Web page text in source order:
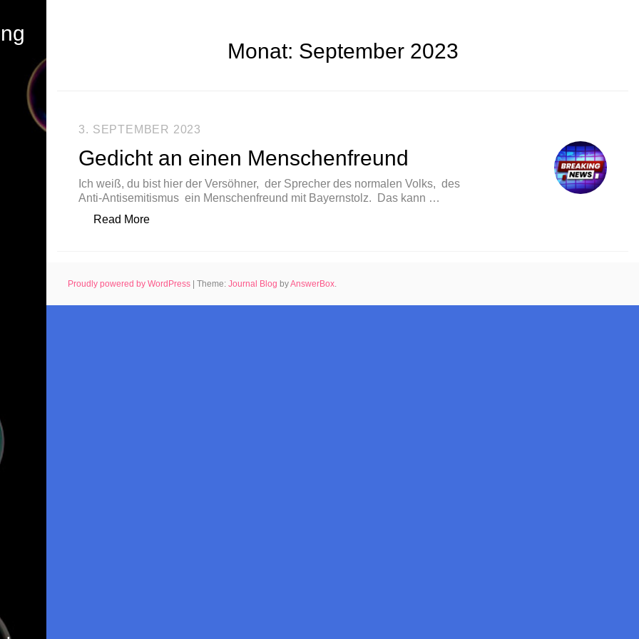
Monat: September 2023
3. SEPTEMBER 2023
Gedicht an einen Menschenfreund
Ich weiß, du bist hier der Versöhner, der Sprecher des normalen Volks, des
Anti-Antisemitismus ein Menschenfreund mit Bayernstolz. Das kann …
Read More„Gedicht an einen Menschenfreund“
Proudly powered by WordPress |Theme:Journal Blog byAnswerBox.